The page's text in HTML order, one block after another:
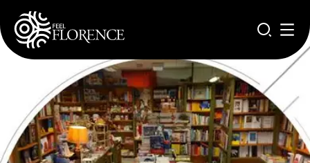
Pasar al contenido principal